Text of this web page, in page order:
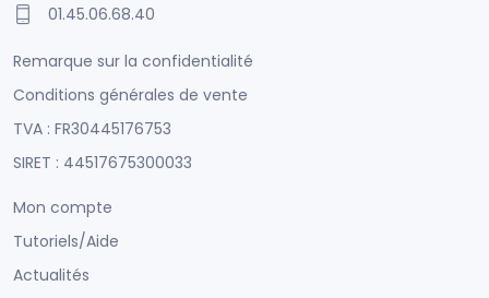
01.45.06.68.40
Remarque sur la confidentialité
Conditions générales de vente
TVA : FR30445176753
SIRET : 44517675300033
Mon compte
Tutoriels/Aide
Actualités